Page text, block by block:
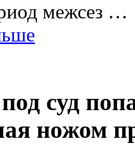
межсез …
суд
ножом